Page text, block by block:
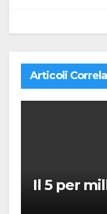
Articoli
Il 5 per